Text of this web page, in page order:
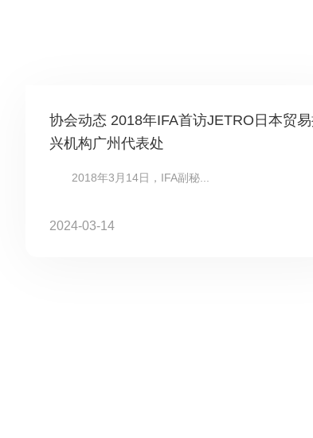
协会动态 2018年IFA首访JETRO日本贸
兴机构广州代表处
2018年3月14日，IFA副秘...
2024-03-14